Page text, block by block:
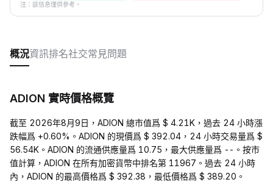
注：該信息僅供參考。
概況資訊排名社交常見問題
ADION 實時價格概覽
截至 2026年8月9日，ADION 總市值爲 $ 4.21K，過去 24 小時漲
跌幅爲 +0.60%。ADION 的現價爲 $ 392.04，24 小時交易量爲 $
56.54K。ADION 的流通供應量爲 10.75，最大供應量爲 --。按市
值計算，ADION 在所有加密貨幣中排名第 11967。過去 24 小時
內，ADION 的最高價格爲 $ 392.38，最低價格爲 $ 389.20。